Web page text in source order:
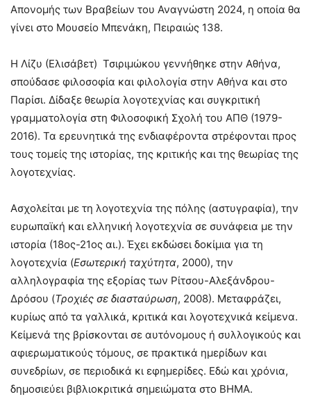
Απονομής των Βραβείων του Αναγνώστη 2024, η οποία θα
γίνει στο Μουσείο Μπενάκη, Πειραιώς 138.
Η Λίζυ (Ελισάβετ) Τσιριμώκου γεννήθηκε στην Αθήνα,
σπούδασε φιλοσοφία και φιλολογία στην Αθήνα και στο
Παρίσι. Δίδαξε θεωρία λογοτεχνίας και συγκριτική
γραμματολογία στη Φιλοσοφική Σχολή του ΑΠΘ (1979-
2016). Τα ερευνητικά της ενδιαφέροντα στρέφονται προς
τους τομείς της ιστορίας, της κριτικής και της θεωρίας της
λογοτεχνίας.
Ασχολείται με τη λογοτεχνία της πόλης (αστυγραφία), την
ευρωπαϊκή και ελληνική λογοτεχνία σε συνάφεια με την
ιστορία (18ος-21ος αι.). Έχει εκδώσει δοκίμια για τη
λογοτεχνία (Εσωτερική ταχύτητα, 2000), την
αλληλογραφία της εξορίας των Ρίτσου-Αλεξάνδρου-
Δρόσου (Τροχιές σε διασταύρωση, 2008). Μεταφράζει,
κυρίως από τα γαλλικά, κριτικά και λογοτεχνικά κείμενα.
Κείμενά της βρίσκονται σε αυτόνομους ή συλλογικούς και
αφιερωματικούς τόμους, σε πρακτικά ημερίδων και
συνεδρίων, σε περιοδικά κι εφημερίδες. Εδώ και χρόνια,
δημοσιεύει βιβλιοκριτικά σημειώματα στο ΒΗΜΑ.